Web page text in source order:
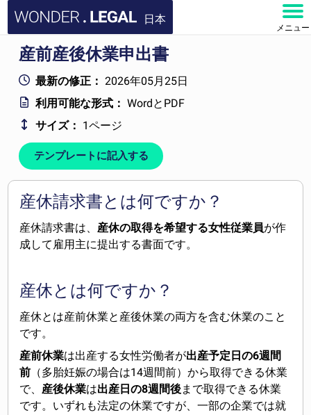
日本
メニュー
ホーム
文書
よくある質問
お問い合わせ
アカウント
産前産後休業申出書
最新の修正： 2026年05月25日
利用可能な形式：WordとPDF
サイズ： 1ページ
テンプレートに記入する
産休請求書とは何ですか？
産休請求書は、 産休の取得を希望する女性従業員が作
成して雇用主に提出する書面です。
産休とは何ですか？
産休とは産前休業と産後休業の両方を含む休業のこと
です。
産前休業は出産する女性労働者が出産予定日の6週間
前 （多胎妊娠の場合は14週間前）から取得できる休業
で、 産後休業は出産日の8週間後まで取得できる休業
です。いずれも法定の休業ですが、一部の企業では就